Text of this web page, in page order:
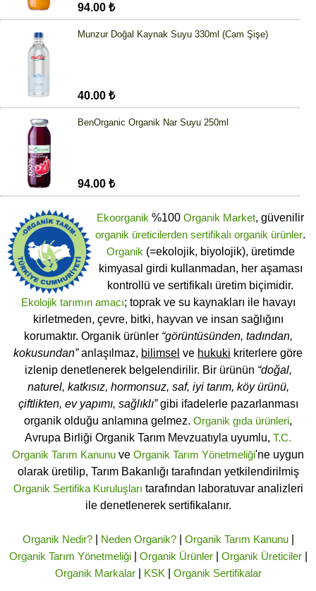
94.00 ₺
Munzur Doğal Kaynak Suyu 330ml (Cam Şişe)
40.00 ₺
BenOrganic Organik Nar Suyu 250ml
94.00 ₺
Ekoorganik %100 Organik Market, güvenilir
organik üreticilerden sertifikalı organik ürünler.
Organik (=ekolojik, biyolojik), üretimde
kimyasal girdi kullanmadan, her aşaması
kontrollü ve sertifikalı üretim biçimidir.
Ekolojik tarımın amacı; toprak ve su kaynakları ile havayı
kirletmeden, çevre, bitki, hayvan ve insan sağlığını
korumaktır. Organik ürünler “görüntüsünden, tadından,
kokusundan”anlaşılmaz, bilimsel ve hukuki kriterlere göre
izlenip denetlenerek belgelendirilir. Bir ürünün “doğal,
naturel, katkısız, hormonsuz, saf, iyi tarım, köy ürünü,
çiftlikten, ev yapımı, sağlıklı”gibi ifadelerle pazarlanması
organik olduğu anlamına gelmez. Organik gıda ürünleri,
Avrupa Birliği Organik Tarım Mevzuatıyla uyumlu, T.C.
Organik Tarım Kanunu ve Organik Tarım Yönetmeliği'ne uygun
olarak üretilip, Tarım Bakanlığı tarafından yetkilendirilmiş
Organik Sertifika Kuruluşları tarafından laboratuvar analizleri
ile denetlenerek sertifikalanır.
Organik Nedir?| Neden Organik?| Organik Tarım Kanunu|
Organik Tarım Yönetmeliği| Organik Ürünler| Organik Üreticiler|
Organik Markalar| KSK Organik Sertifikalar